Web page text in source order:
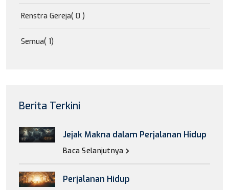
Renstra Gereja( 0 )
Semua( 1)
Berita Terkini
Jejak Makna dalam Perjalanan Hidup
Baca Selanjutnya
Perjalanan Hidup